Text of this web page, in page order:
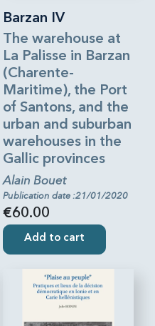
Barzan IV
The warehouse at
La Palisse in Barzan
(Charente-
Maritime), the Port
of Santons, and the
urban and suburban
warehouses in the
Gallic provinces
Alain Bouet
Publication date :21/01/2020
€60.00
Add to cart